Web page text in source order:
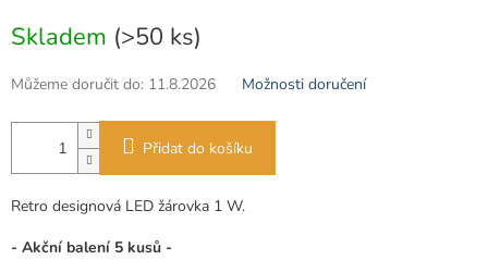
cena:
Skladem (>50 ks)
Můžeme doručit do: 11.8.2026 Možnosti doručení
Přidat do košíku
Retro designová LED žárovka 1 W.
- Akční balení 5 kusů -